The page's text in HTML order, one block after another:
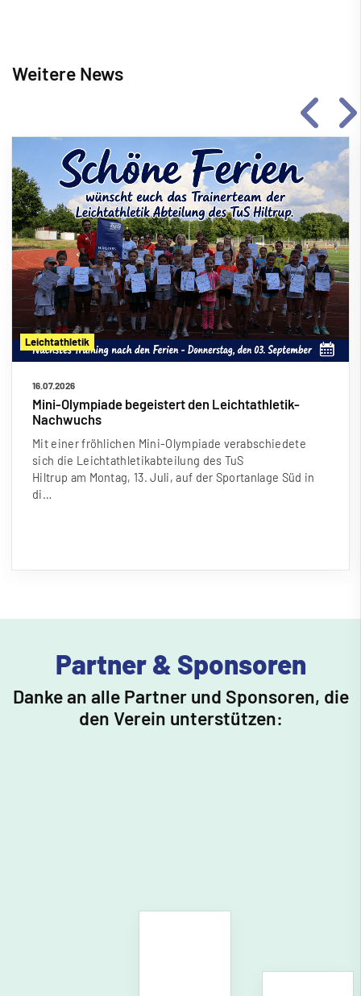
Weitere News
Leichtathletik
16.07.2026
Mini-Olympiade begeistert den Leichtathletik-
Nachwuchs
Mit einer fröhlichen Mini-Olympiade verabschiedete
sich die Leichtathletikabteilung des TuS
Hiltrup am Montag, 13. Juli, auf der Sportanlage Süd in
di…
Partner & Sponsoren
Danke an alle Partner und Sponsoren, die
den Verein unterstützen: